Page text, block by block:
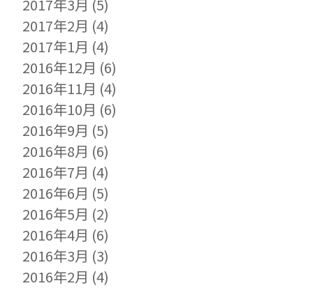
2017年3月 (5)
2017年2月 (4)
2017年1月 (4)
2016年12月 (6)
2016年11月 (4)
2016年10月 (6)
2016年9月 (5)
2016年8月 (6)
2016年7月 (4)
2016年6月 (5)
2016年5月 (2)
2016年4月 (6)
2016年3月 (3)
2016年2月 (4)